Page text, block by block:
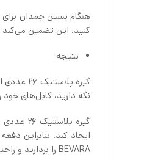
کنید. این تضمین می‌کند
نتیجه
نگه دارید، کابل‌های
BEVARA را بردارید و راحتی و کارایی آن‌ها را به خانه‌تان تجربه کنید.